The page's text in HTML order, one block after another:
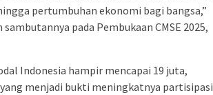
pertumbuhan ekonomi bagi bangsa,”
pada Pembukaan CMSE 2025,
Indonesia hampir mencapai 19 juta,
menjadi bukti meningkatnya partisipasi